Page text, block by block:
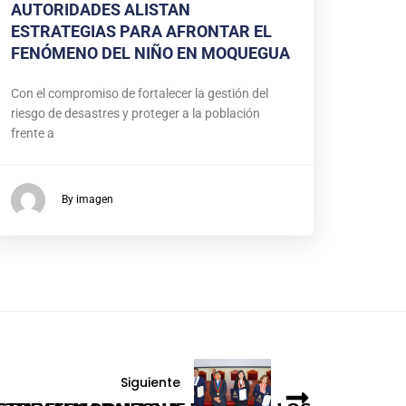
AUTORIDADES ALISTAN
ESTRATEGIAS PARA AFRONTAR EL
FENÓMENO DEL NIÑO EN MOQUEGUA
Con el compromiso de fortalecer la gestión del
riesgo de desastres y proteger a la población
frente a
By imagen
Siguiente